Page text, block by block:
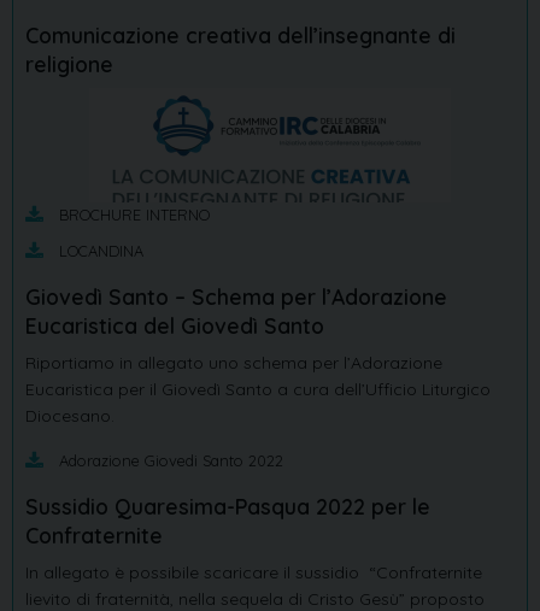
Comunicazione creativa dell’insegnante di
religione
BROCHURE INTERNO
LOCANDINA
Giovedì Santo – Schema per l’Adorazione
Eucaristica del Giovedì Santo
Riportiamo in allegato uno schema per l’Adorazione
Eucaristica per il Giovedì Santo a cura dell’Ufficio Liturgico
Diocesano.
Adorazione Giovedi Santo 2022
Sussidio Quaresima-Pasqua 2022 per le
Confraternite
In allegato è possibile scaricare il sussidio “Confraternite
lievito di fraternità, nella sequela di Cristo Gesù” proposto